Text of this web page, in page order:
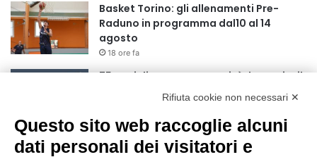
Basket Torino: gli allenamenti Pre-
Raduno in programma dal10 al 14
agosto
18 ore fa
75 anni di INFN. La comunità, la storia, il
futuro della ricerca in fisica
fondamentale in Italia
18 ore fa
Stop alla linea Torino-Bardonecchia
Rifiuta cookie non necessari ✕
Questo sito web raccoglie alcuni
dati personali dei visitatori e